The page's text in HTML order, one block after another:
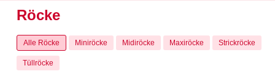
Röcke
Alle Röcke Miniröcke Midiröcke Maxiröcke Strickröcke
Tüllröcke